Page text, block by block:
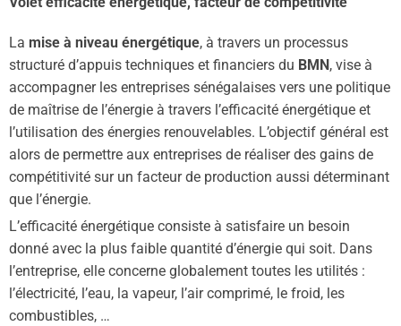
La mise à niveau énergétique, à travers un processus
structuré d’appuis techniques et financiers du BMN , vise à
accompagner les entreprises sénégalaises vers une politique
de maîtrise de l’énergie à travers l’efficacité énergétique et
l’utilisation des énergies renouvelables. L’objectif général est
alors de permettre aux entreprises de réaliser des gains de
compétitivité sur un facteur de production aussi déterminant
que l’énergie.
L’efficacité énergétique consiste à satisfaire un besoin
donné avec la plus faible quantité d’énergie qui soit. Dans
l’entreprise, elle concerne globalement toutes les utilités :
l’électricité, l’eau, la vapeur, l’air comprimé, le froid, les
combustibles, …